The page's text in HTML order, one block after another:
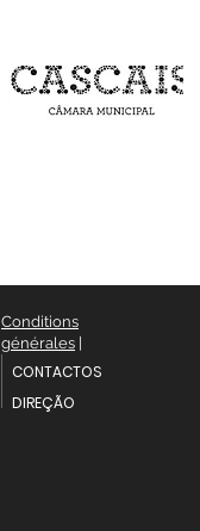
Conditions
générales
CONTACTOS
DIREÇÃO